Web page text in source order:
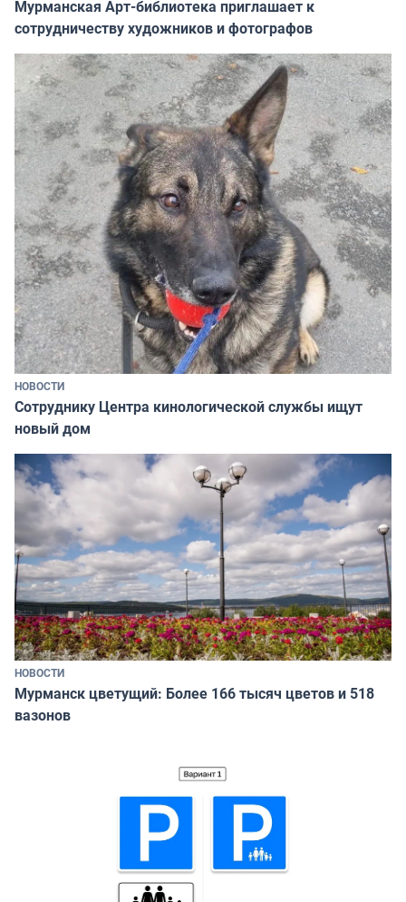
Мурманская Арт-библиотека приглашает к
сотрудничеству художников и фотографов
НОВОСТИ
Сотруднику Центра кинологической службы ищут
новый дом
НОВОСТИ
Мурманск цветущий: Более 166 тысяч цветов и 518
вазонов